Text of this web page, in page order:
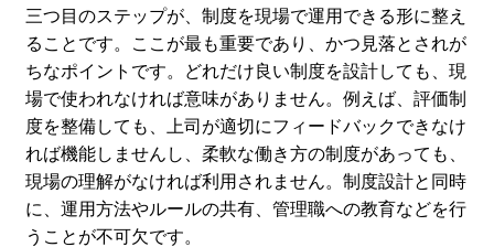
三つ目のステップが、制度を現場で運用できる形に整え
ることです。ここが最も重要であり、かつ見落とされが
ちなポイントです。どれだけ良い制度を設計しても、現
場で使われなければ意味がありません。例えば、評価制
度を整備しても、上司が適切にフィードバックできなけ
れば機能しませんし、柔軟な働き方の制度があっても、
現場の理解がなければ利用されません。制度設計と同時
に、運用方法やルールの共有、管理職への教育などを行
うことが不可欠です。